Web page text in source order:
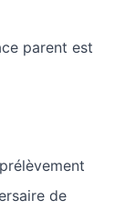
parent est
de